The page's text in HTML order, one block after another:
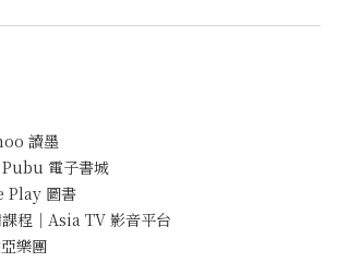
讀墨
電子書城
Play 圖書
程｜Asia TV 影音平台
樂團